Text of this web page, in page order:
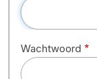
Wachtwoord